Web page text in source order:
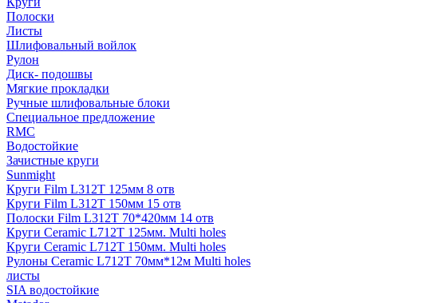
Полоски
Листы
Шлифовальный войлок
Рулон
Диск- подошвы
Мягкие прокладки
Ручные шлифовальные блоки
Специальное предложение
RMC
Водостойкие
Зачистные круги
Sunmight
Круги Film L312T 125мм 8 отв
Круги Film L312T 150мм 15 отв
Полоски Film L312T 70*420мм 14 отв
Круги Ceramic L712T 125мм. Multi holes
Круги Ceramic L712T 150мм. Multi holes
Рулоны Ceramic L712T 70мм*12м Multi holes
листы
SIA водостойкие